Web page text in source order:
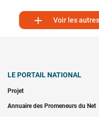
 Voir les
LE PORTAIL NATIONAL
Projet
Annuaire des Promeneurs du Net